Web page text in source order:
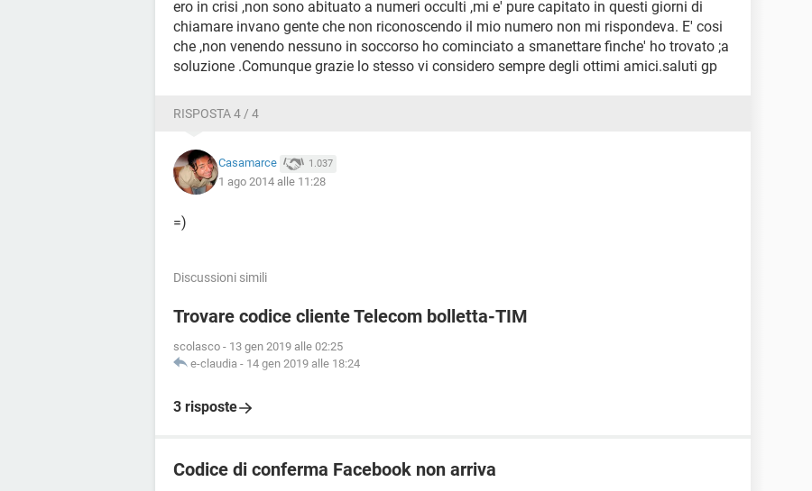
ero in crisi ,non sono abituato a numeri occulti ,mi e' pure capitato in questi giorni di
chiamare invano gente che non riconoscendo il mio numero non mi rispondeva. E' cosi
che ,non venendo nessuno in soccorso ho cominciato a smanettare finche' ho trovato ;a
soluzione .Comunque grazie lo stesso vi considero sempre degli ottimi amici.saluti gp
RISPOSTA 4 / 4
Casamarce 1.037
1 ago 2014 alle 11:28
=)
Discussioni simili
Trovare codice cliente Telecom bolletta-TIM
scolasco - 13 gen 2019 alle 02:25
e-claudia - 14 gen 2019 alle 18:24
3 risposte
Codice di conferma Facebook non arriva